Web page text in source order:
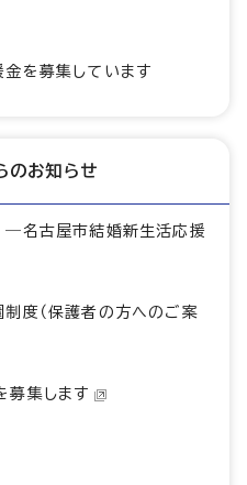
を募集しています
のお知らせ
―名古屋市結婚新生活応援
度（保護者の方へのご案
募集します